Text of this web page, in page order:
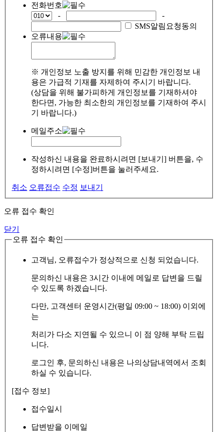
전화번호
-
-
SMS알림요청동의
오류내용
※ 개인정보 노출 방지를 위해 민감한 개인정보 내
용은 가급적 기재를 자제하여 주시기 바랍니다.
(상담을 위해 불가피하게 개인정보를 기재하셔야
한다면, 가능한 최소한의 개인정보를 기재하여 주시
기 바랍니다.)
메일주소
작성하신 내용을 완료하시려면 [보내기] 버튼을, 수
정하시려면 [수정]버튼을 눌러주세요.
취소 오류접수 수정 보내기
오류 접수 확인
닫기
오류 접수 확인
고객님, 오류접수가 정상적으로 신청 되었습니다.
문의하신 내용은 3시간 이내에 메일로 답변을 드릴
수 있도록 하겠습니다.
다만, 고객센터 운영시간(평일 09:00 ~ 18:00) 이외에
는
처리가 다소 지연될 수 있으니 이 점 양해 부탁 드립
니다.
로그인 후, 문의하신 내용은 나의상담내역에서 조회
하실 수 있습니다.
[접수 정보]
접수일시
답변받을 이메일